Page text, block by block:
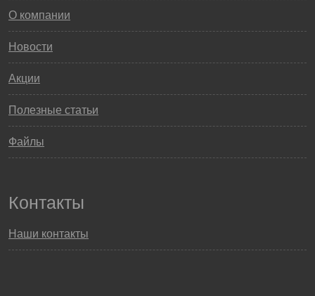
О компании
Новости
Акции
Полезные статьи
Файлы
Контакты
Наши контакты